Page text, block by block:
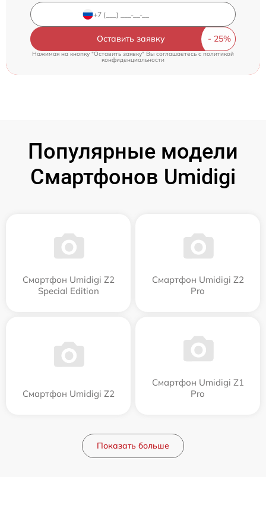
Оставить заявку
Нажимая на кнопку "Оставить заявку" Вы соглашаетесь c политикой
конфиденциальности
Популярные модели
Смартфонов Umidigi
Смартфон Umidigi Z2
Special Edition
Смартфон Umidigi Z2
Pro
Смартфон Umidigi Z2
Смартфон Umidigi Z1
Pro
Показать больше